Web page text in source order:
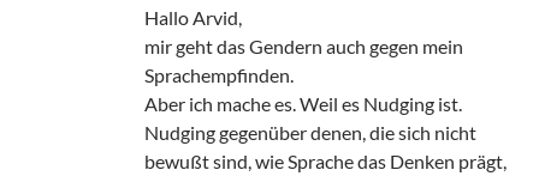
Hallo Arvid,
mir geht das Gendern auch gegen mein
Sprachempfinden.
Aber ich mache es. Weil es Nudging ist.
Nudging gegenüber denen, die sich nicht
bewußt sind, wie Sprache das Denken prägt,